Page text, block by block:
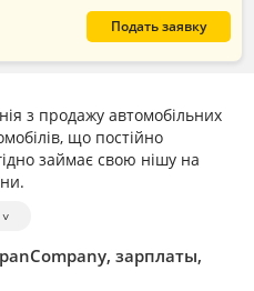
Подать заявку
з продажу автомобільних
що постійно
займає свою нішу на
запчастин для
ринку. На
року.
Київ, Одеса
˅
зарплаты,